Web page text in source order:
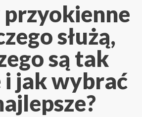
służą,
są tak
i jak wybrać